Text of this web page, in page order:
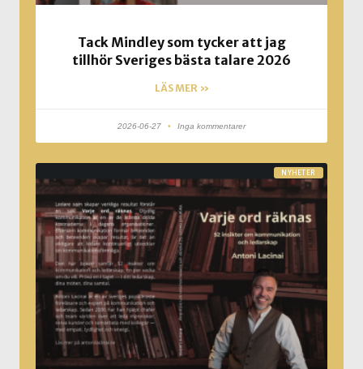
Tack Mindley som tycker att jag
tillhör Sveriges bästa talare 2026
LÄS MER »
2026-06-27 Inga kommentarer
NYHETER